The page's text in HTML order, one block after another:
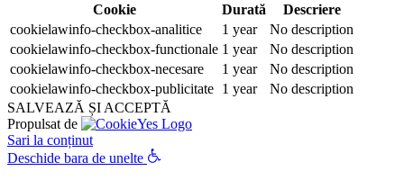
Cookie
Durată
Descriere
cookielawinfo-checkbox-analitice
1 year
No description
cookielawinfo-checkbox-functionale 1 year
No description
cookielawinfo-checkbox-necesare
1 year
No description
cookielawinfo-checkbox-publicitate 1 year
No description
SALVEAZĂ ȘI ACCEPTĂ
Propulsat de
Sari la conținut
Deschide bara de unelte